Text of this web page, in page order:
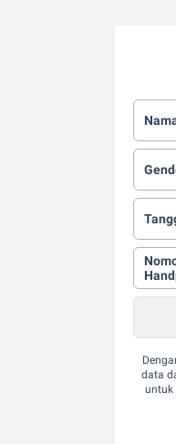
data
untuk